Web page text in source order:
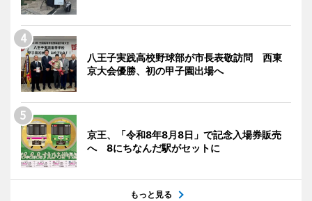
八王子実践高校野球部が市長表敬訪問 西東
京大会優勝、初の甲子園出場へ
京王、「令和8年8月8日」で記念入場券販売
へ 8にちなんだ駅がセットに
もっと見る